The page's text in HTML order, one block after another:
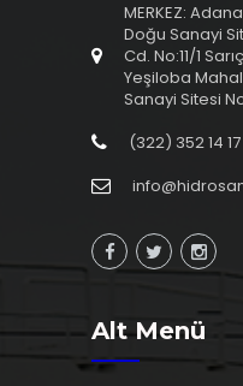
MERKEZ:
Doğu Sanayi
Cd. No:11/1
Yeşiloba
Sanayi Sitesi
(322) 352 14
Alt Menü